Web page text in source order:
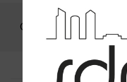
Connexion